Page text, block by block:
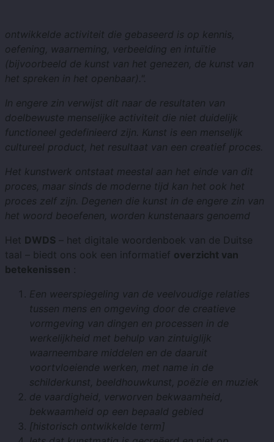
ontwikkelde activiteit die gebaseerd is op kennis,
oefening, waarneming, verbeelding en intuïtie
(bijvoorbeeld de kunst van het genezen, de kunst van
het spreken in het openbaar).".
In engere zin verwijst dit naar de resultaten van
doelbewuste menselijke activiteit die niet duidelijk
functioneel gedefinieerd zijn. Kunst is een menselijk
cultureel product, het resultaat van een creatief proces.
Het kunstwerk ontstaat meestal aan het einde van dit
proces, maar sinds de moderne tijd kan het ook het
proces zelf zijn. Degenen die kunst in de engere zin van
het woord beoefenen, worden kunstenaars genoemd
Het DWDS – het digitale woordenboek van de Duitse
taal – biedt ons ook een informatief overzicht van
betekenissen :
Een weerspiegeling van de veelvoudige relaties
tussen mens en omgeving door de creatieve
vormgeving van dingen en processen in de
werkelijkheid met behulp van zintuiglijk
waarneembare middelen en de daaruit
voortvloeiende werken, met name in de
schilderkunst, beeldhouwkunst, poëzie en muziek
de vaardigheid, verworven bekwaamheid,
bekwaamheid op een bepaald gebied
[historisch ontwikkelde term]